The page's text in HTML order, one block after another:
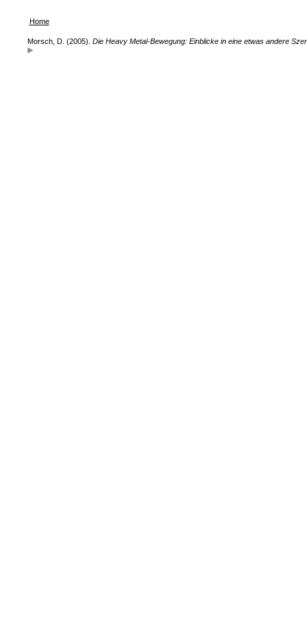
Home
Morsch, D. (2005). Die Heavy Metal-Bewegung: Einblicke in eine etwas andere